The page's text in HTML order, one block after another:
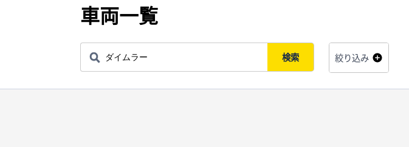
車両一覧
検索 絞り込み